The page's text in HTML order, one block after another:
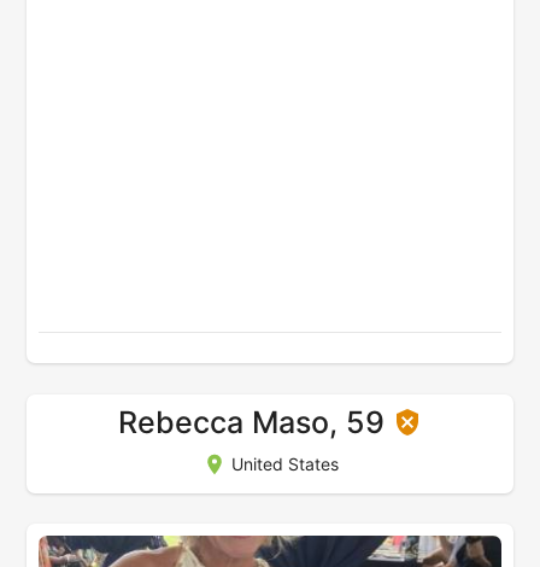
Rebecca Maso, 59
United States